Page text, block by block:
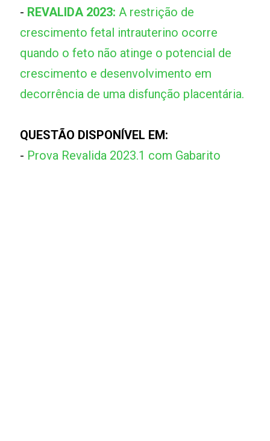
- REVALIDA 2023:A restrição de
crescimento fetal intrauterino ocorre
quando o feto não atinge o potencial de
crescimento e desenvolvimento em
decorrência de uma disfunção placentária.
QUESTÃO DISPONÍVEL EM:
- Prova Revalida 2023.1 com Gabarito